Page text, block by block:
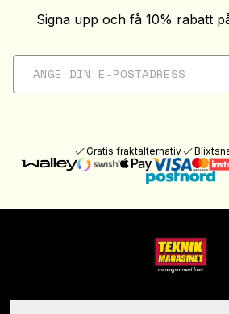
Signa upp och få 10% rabatt
Gratis fraktalternativ